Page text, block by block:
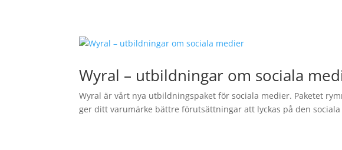
Wyral – utbildningar om sociala
Wyral är vårt nya utbildningspaket för sociala medier. Paketet
ger ditt varumärke bättre förutsättningar att lyckas på den sociala